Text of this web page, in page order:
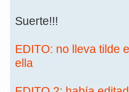
Suerte!!!
EDITO: no lleva tilde
ella